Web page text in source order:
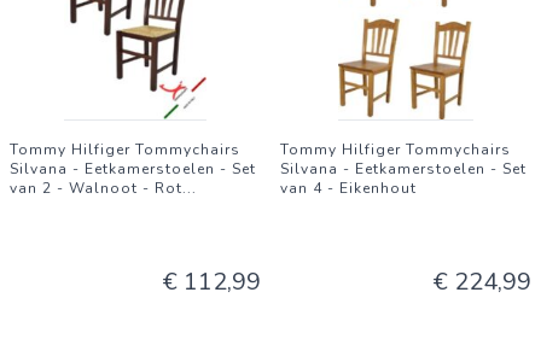
Tommy Hilfiger Tommychairs
Silvana - Eetkamerstoelen - Set
van 2 - Walnoot - Rot...
€ 112,99
Tommy Hilfiger Tommychairs
Silvana - Eetkamerstoelen - Set
van 4 - Eikenhout
€ 224,99